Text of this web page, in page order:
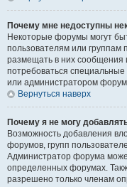
Почему мне недоступны
Некоторые форумы могут
пользователям или группам
размещать в них сообщения
потребоваться
или администратором
Вернуться наверх
Почему я не могу
Возможность добавления
форумов, групп
Администратор форума
определенных форумах.
разрешено только членам